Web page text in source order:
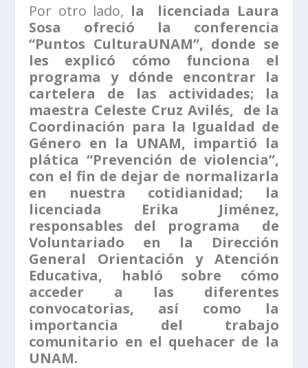
Por otro lado, la licenciada Laura
Sosa ofreció la conferencia
“Puntos CulturaUNAM”, donde se
les explicó cómo funciona el
programa y dónde encontrar la
cartelera de las actividades; la
maestra Celeste Cruz Avilés, de la
Coordinación para la Igualdad de
Género en la UNAM, impartió la
plática “Prevención de violencia”,
con el fin de dejar de normalizarla
en nuestra cotidianidad; la
licenciada Erika Jiménez,
responsables del programa de
Voluntariado en la Dirección
General Orientación y Atención
Educativa, habló sobre cómo
acceder a las diferentes
convocatorias, así como la
importancia del trabajo
comunitario en el quehacer de la
UNAM.